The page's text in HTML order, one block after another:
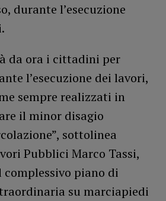
durante l’esecuzione
da ora i cittadini per
l’esecuzione dei lavori,
sempre realizzati in
il minor disagio
sottolinea
Pubblici Marco Tassi,
complessivo piano di
su marciapiedi